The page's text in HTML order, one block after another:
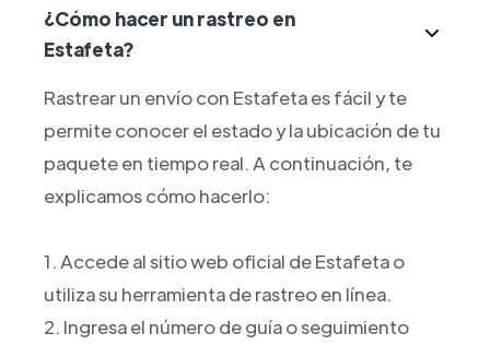
¿Cómo hacer un rastreo en
Estafeta?
Rastrear un envío con Estafeta es fácil y te
permite conocer el estado y la ubicación de tu
paquete en tiempo real. A continuación, te
explicamos cómo hacerlo:
1. Accede al sitio web oficial de Estafeta o
utiliza su herramienta de rastreo en línea.
2. Ingresa el número de guía o seguimiento